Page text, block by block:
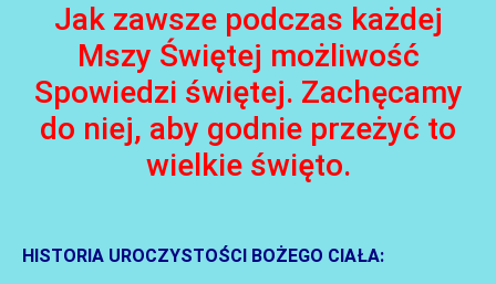
Jak zawsze podczas każdej
Mszy Świętej możliwość
Spowiedzi świętej. Zachęcamy
do niej, aby godnie przeżyć to
wielkie święto.
HISTORIA UROCZYSTOŚCI BOŻEGO CIAŁA: